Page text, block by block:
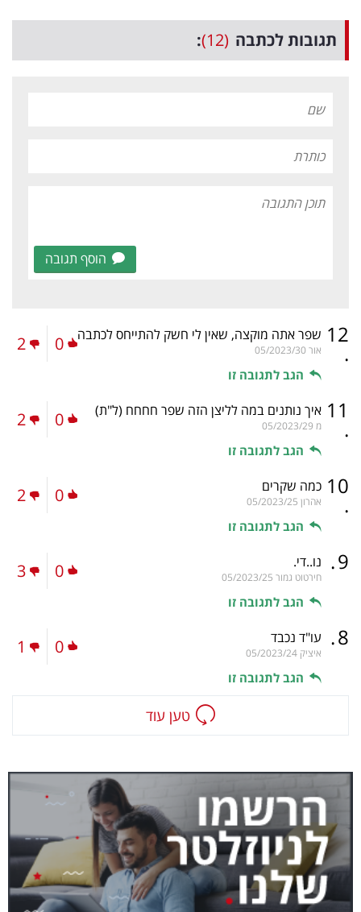
תגובות לכתבה (12)
:
הוסף תגובה
12
.
שפר אתה מוקצה, שאין לי חשק להתייחס לכתבה
אור 05/2023/30
הגב לתגובה זו
0
2
11
.
איך נותנים במה לליצן הזה שפר חחחח (ל"ת)
מ 05/2023/29
הגב לתגובה זו
0
2
10
.
כמה שקרים
אהרון 05/2023/25
הגב לתגובה זו
0
2
9
. נו..די.
חירטוט גמור 05/2023/25
הגב לתגובה זו
0
3
8
. עו"ד נכבד
איציק 05/2023/24
הגב לתגובה זו
0
1
טען עוד